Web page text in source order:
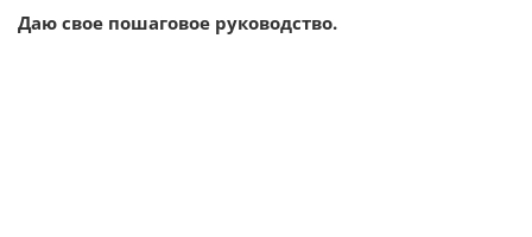
Даю свое пошаговое руководство.